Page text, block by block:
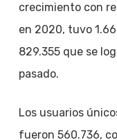
crecimiento con
en 2020, tuvo
829.355 que se
pasado.
Los usuarios
fueron 560.736,